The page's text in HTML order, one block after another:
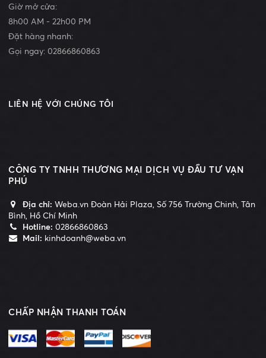
Giờ mở cửa:
8h00 AM - 22h00 PM
Đặt hàng nhanh:
Gọi ngay: 02866860863
LIÊN HỆ VỚI CHÚNG TÔI
CÔNG TY TNHH THƯƠNG MẠI DỊCH VỤ ĐẦU TƯ VẠN
PHÚ
Địa chỉ:Weba.vn Đoàn Hải Plaza, Số 756 Trường Chinh, Tân
Bình, Hồ Chí Minh
Hotline: 02866860863
Mail: kinhdoanh@weba.vn
CHẤP NHẬN THANH TOÁN